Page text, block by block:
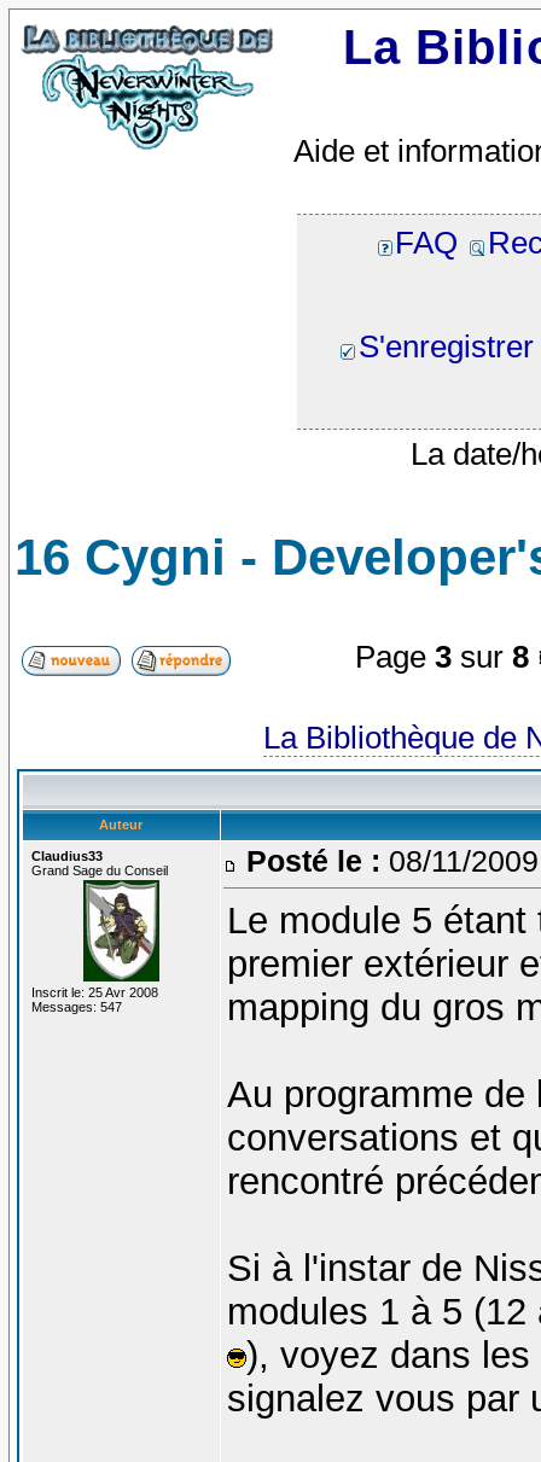
La
Aide et
FAQ
S'enregistrer
La date/
16 Cygni -
Page3 sur8
La Bibliothèque de
Auteur
Claudius33
Grand Sage du Conseil
Inscrit le: 25 Avr 2008
Messages: 547
Posté le : 08/11/
Le module 5
premier extérieur
mapping du gros
Au programme de
conversations et
rencontré
Si à l'instar de
modules 1 à 5
), voyez dans
signalez vous par